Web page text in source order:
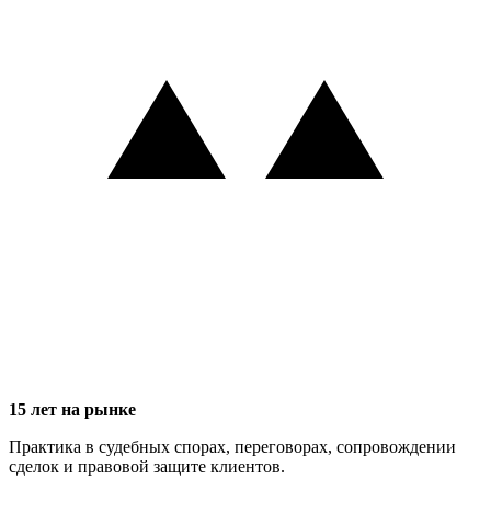
15 лет на рынке
Практика в судебных спорах, переговорах, сопровождении
сделок и правовой защите клиентов.